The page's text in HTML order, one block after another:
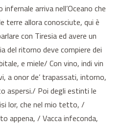
arriva nell’Oceano che
terre allora conosciute, qui è
con Tiresia ed avere un
del ritorno deve compiere dei
e miele/ Con vino, indi vin
a onor de’ trapassati, intorno,
aspersi./ Poi degli estinti le
lor, che nel mio tetto, /
appena, / Vacca infeconda,